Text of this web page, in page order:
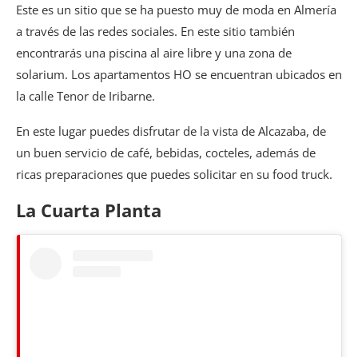
Este es un sitio que se ha puesto muy de moda en Almería
a través de las redes sociales. En este sitio también
encontrarás una piscina al aire libre y una zona de
solarium. Los apartamentos HO se encuentran ubicados en
la calle Tenor de Iribarne.
En este lugar puedes disfrutar de la vista de Alcazaba, de
un buen servicio de café, bebidas, cocteles, además de
ricas preparaciones que puedes solicitar en su food truck.
La Cuarta Planta